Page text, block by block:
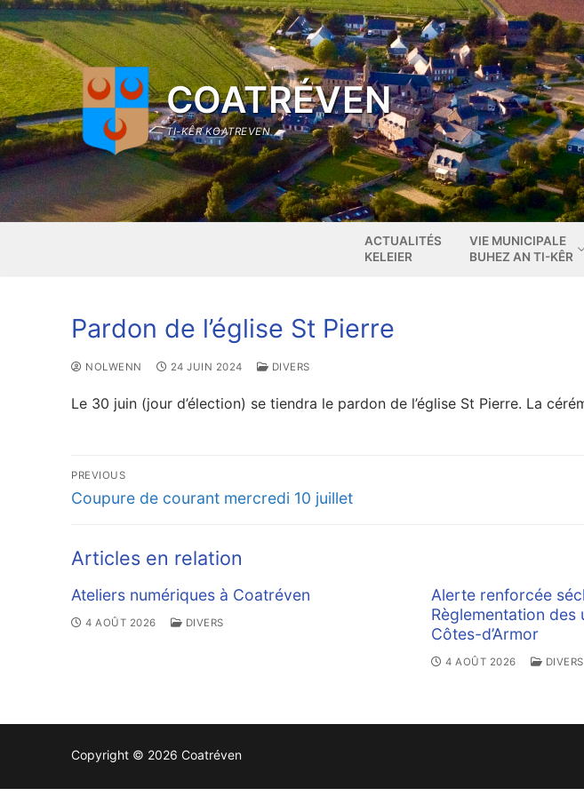
Aller
au
contenu
COATRÉVEN
TI-KÊR KOATREVEN
ACTUALITÉS
KELEIER
VIE MUNICIPALE
BUHEZ AN TI-KÊR
Pardon de l’église St Pierre
NOLWENN 24 JUIN 2024 DIVERS
Le 30 juin (jour d’élection) se tiendra le pardon de l’église St Pierre. La
Navigation
de
PREVIOUS
Previous
Coupure de courant mercredi 10 juillet
Articles en relation
Ateliers numériques à Coatréven
4 AOÛT 2026 DIVERS
Alerte renforcée
Règlementation des
Côtes-d’Armor
4 AOÛT 2026 DIVERS
Copyright © 2026 Coatréven